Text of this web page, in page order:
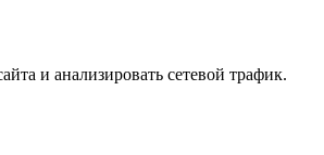
и анализировать сетевой трафик.